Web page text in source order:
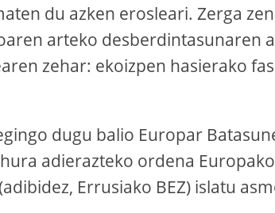
du azken erosleari. Zerga
arteko desberdintasunaren
zehar: ekoizpen hasierako
dugu balio Europar
adierazteko ordena Europako
Errusiako BEZ) islatu